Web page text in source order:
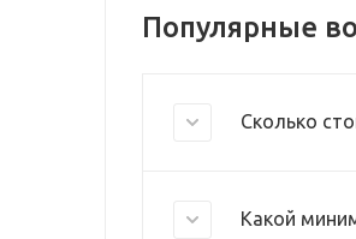
Популярные
Сколько
Какой